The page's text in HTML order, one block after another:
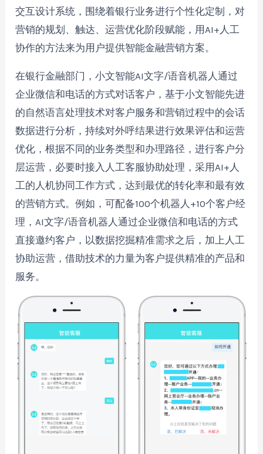
交互设计系统，围绕着银行业务进行个性化定制，对
营销的规划、触达、运营优化阶段赋能，用AI+人工
协作的方法来为用户提供智能金融营销方案。
在银行金融部门，小文智能AI文字/语音机器人通过
企业微信和电话的方式对话客户，基于小文智能先进
的自然语言处理技术对客户服务和营销过程中的会话
数据进行分析，持续对外呼结果进行效果评估和运营
优化，根据不同的业务类型和办理路径，进行客户分
层运营，必要时接入人工客服协助处理，采用AI+人
工的人机协同工作方式，达到最优的转化率和最有效
的营销方式。例如，可配备100个机器人+10个客户经
理，AI文字/语音机器人通过企业微信和电话的方式
直接邀约客户，以数据挖掘精准需求之后，加上人工
协助运营，借助技术的力量为客户提供精准的产品和
服务。